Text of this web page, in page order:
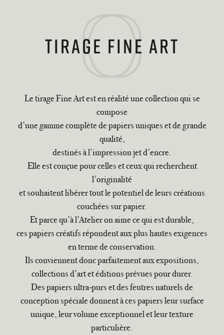
tirage fine art
Le tirage Fine Art est en réalité une collection qui se
compose
d’une gamme complète de papiers uniques et de grande
qualité,
destinés à l’impression jet d’encre.
Elle est conçue pour celles et ceux qui recherchent
l’originalité
et souhaitent libérer tout le potentiel de leurs créations
couchées sur papier.
Et parce qu’à l’Atelier on aime ce qui est durable,
ces papiers créatifs répondent aux plus hautes exigences
en terme de conservation.
Ils conviennent donc parfaitement aux expositions,
collections d’art et éditions prévues pour durer.
Des papiers ultra-purs et des feutres naturels de
conception spéciale donnent à ces papiers leur surface
unique, leur volume exceptionnel et leur texture
particulière.